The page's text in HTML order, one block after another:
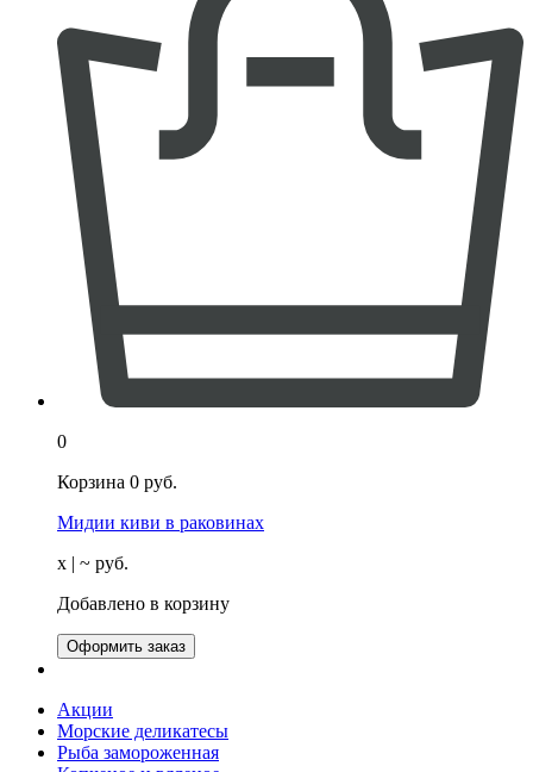
0
Корзина 0 руб.
Мидии киви в раковинах
х | ~ руб.
Добавлено в корзину
Оформить заказ
Акции
Морские деликатесы
Рыба замороженная